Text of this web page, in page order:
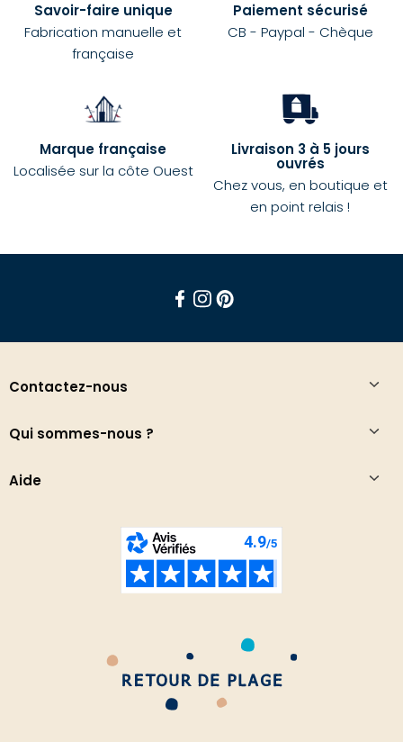
Savoir-faire unique
Fabrication manuelle et
française
Paiement sécurisé
CB - Paypal - Chèque
Marque française
Localisée sur la côte Ouest
Livraison 3 à 5 jours
ouvrés
Chez vous, en boutique et
en point relais !
Contactez-nous
Qui sommes-nous ?
Aide